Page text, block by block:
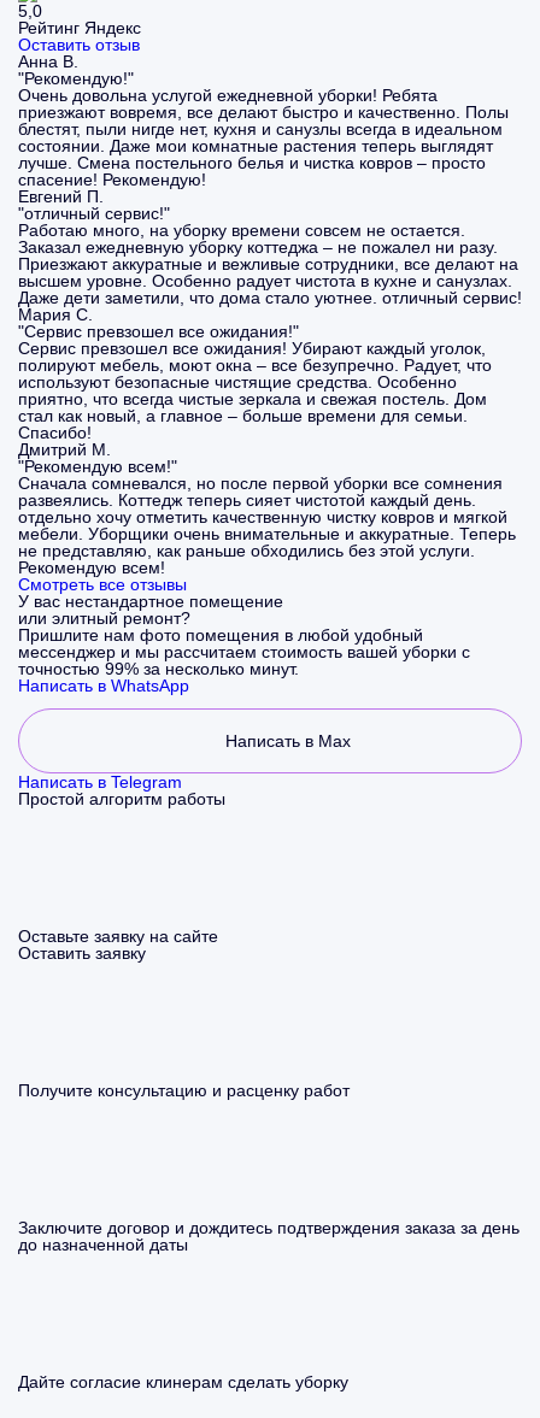
5,0
Рейтинг Яндекс
Оставить отзыв
Анна В.
"Рекомендую!"
Очень довольна услугой ежедневной уборки! Ребята
приезжают вовремя, все делают быстро и качественно. Полы
блестят, пыли нигде нет, кухня и санузлы всегда в идеальном
состоянии. Даже мои комнатные растения теперь выглядят
лучше. Смена постельного белья и чистка ковров – просто
спасение! Рекомендую!
Евгений П.
"отличный сервис!"
Работаю много, на уборку времени совсем не остается.
Заказал ежедневную уборку коттеджа – не пожалел ни разу.
Приезжают аккуратные и вежливые сотрудники, все делают на
высшем уровне. Особенно радует чистота в кухне и санузлах.
Даже дети заметили, что дома стало уютнее. отличный сервис!
Мария С.
"Сервис превзошел все ожидания!"
Сервис превзошел все ожидания! Убирают каждый уголок,
полируют мебель, моют окна – все безупречно. Радует, что
используют безопасные чистящие средства. Особенно
приятно, что всегда чистые зеркала и свежая постель. Дом
стал как новый, а главное – больше времени для семьи.
Спасибо!
Дмитрий М.
"Рекомендую всем!"
Сначала сомневался, но после первой уборки все сомнения
развеялись. Коттедж теперь сияет чистотой каждый день.
отдельно хочу отметить качественную чистку ковров и мягкой
мебели. Уборщики очень внимательные и аккуратные. Теперь
не представляю, как раньше обходились без этой услуги.
Рекомендую всем!
Смотреть все отзывы
У вас нестандартное помещение
или элитный ремонт?
Пришлите нам фото помещения в любой удобный
мессенджер и мы рассчитаем стоимость вашей уборки с
точностью 99% за несколько минут.
Написать в WhatsApp
Написать в Max
Написать в Telegram
Простой алгоритм работы
Оставьте заявку на сайте
Оставить заявку
Получите консультацию и расценку работ
Заключите договор и дождитесь подтверждения заказа за день
до назначенной даты
Дайте согласие клинерам сделать уборку